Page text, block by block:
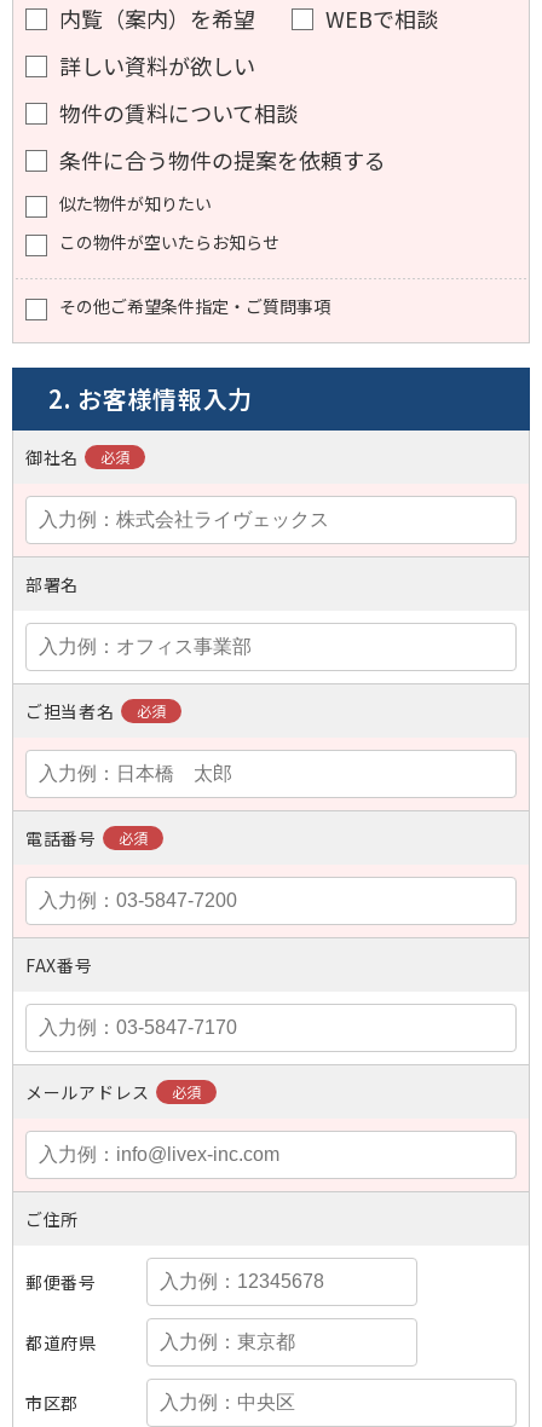
内覧（案内）を希望
WEBで相談
詳しい資料が欲しい
物件の賃料について相談
条件に合う物件の提案を依頼する
似た物件が知りたい
この物件が空いたらお知らせ
その他ご希望条件指定・ご質問事項
2. お客様情報入力
御社名
部署名
ご担当者名
電話番号
FAX番号
メールアドレス
ご住所
郵便番号
都道府県
市区郡